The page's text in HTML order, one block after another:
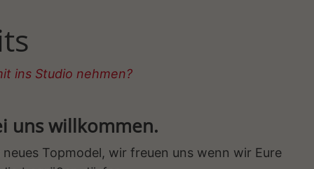
ins Studio nehmen?
uns willkommen.
Topmodel, wir freuen uns wenn wir Eure